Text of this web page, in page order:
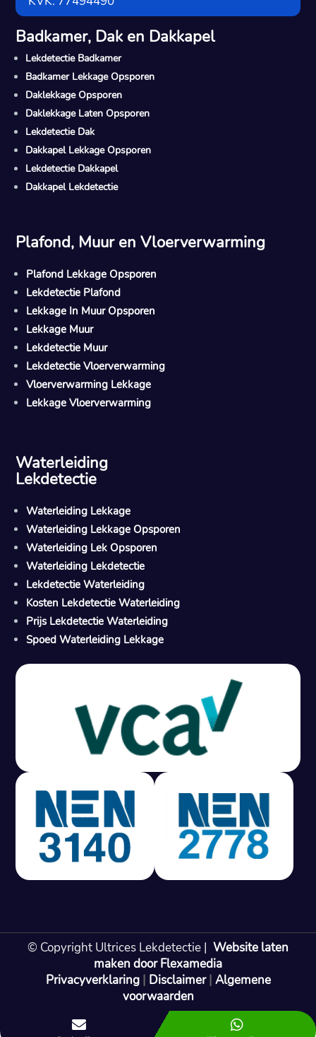
M
Gratis offerte in 24 uur
Geen lekkage? Geen betaling.
Vast tarief van € 395,- exc btw.
Rapport binnen 3 werkdagen.
100% RIsicovrij.
Vaak vergoed door verzekeraar.
Gratis offerte in 24 uur
Bel: 085 080 55 42
Badkamer, Dak en Dakkapel
Lekdetectie Badkamer
Badkamer Lekkage Opsporen
Daklekkage Opsporen
Daklekkage Laten Opsporen
Lekdetectie Dak
Dakkapel Lekkage Opsporen
Lekdetectie Dakkapel
Dakkapel Lekdetectie
Plafond, Muur en Vloerverwarming
Plafond Lekkage Opsporen
Lekdetectie Plafond
Lekkage In Muur Opsporen
Lekkage Muur
Lekdetectie Muur
Lekdetectie Vloerverwarming
Vloerverwarming Lekkage
Lekkage Vloerverwarming
Waterleiding
Lekdetectie
Waterleiding Lekkage
Waterleiding Lekkage Opsporen
Waterleiding Lek Opsporen
Waterleiding Lekdetectie
Lekdetectie Waterleiding
Kosten Lekdetectie Waterleiding
Prijs Lekdetectie Waterleiding
Spoed Waterleiding Lekkage
© Copyright Ultrices Lekdetectie | Website laten
maken door Flexamedia
Privacyverklaring| Disclaimer| Algemene
voorwaarden
 